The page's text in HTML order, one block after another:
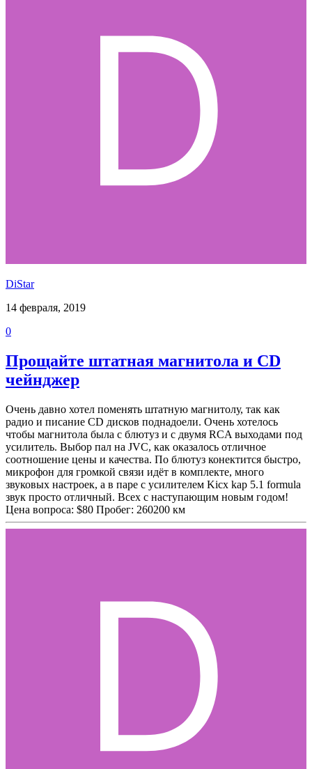
DiStar
14 февраля, 2019
0
Прощайте штатная магнитола и CD
чейнджер
Очень давно хотел поменять штатную магнитолу, так как
радио и писание CD дисков поднадоели. Очень хотелось
чтобы магнитола была с блютуз и с двумя RCA выходами под
усилитель. Выбор пал на JVC, как оказалось отличное
соотношение цены и качества. По блютуз конектится быстро,
микрофон для громкой связи идёт в комплекте, много
звуковых настроек, а в паре с усилителем Kicx kap 5.1 formula
звук просто отличный. Всех с наступающим новым годом!
Цена вопроса: $80 Пробег: 260200 км